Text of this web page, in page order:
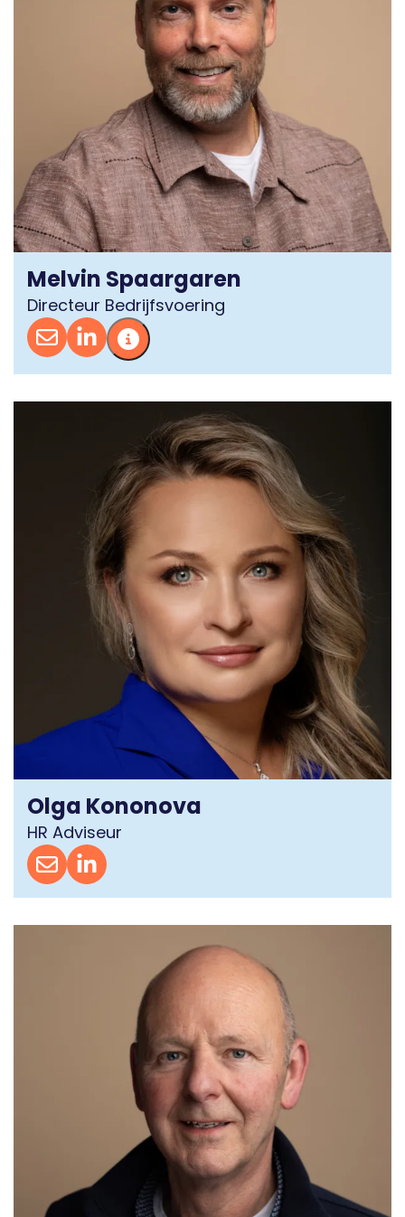
Melvin Spaargaren
Directeur Bedrijfsvoering
Olga Kononova
HR Adviseur